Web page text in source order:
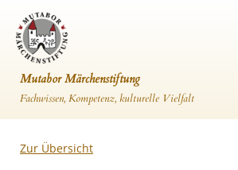
Mutabor Märchenstiftung
Fachwissen, Kompetenz, kulturelle Vielfalt
Zur Übersicht